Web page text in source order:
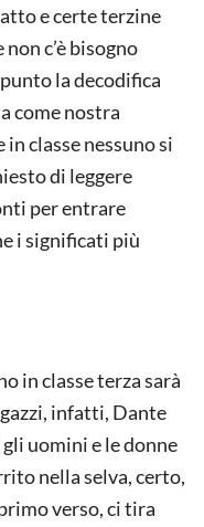
e certe terzine
c’è bisogno
la decodifica
come nostra
classe nessuno si
di leggere
per entrare
i significati più
in classe terza sarà
infatti, Dante
uomini e le donne
nella selva, certo,
verso, ci tira